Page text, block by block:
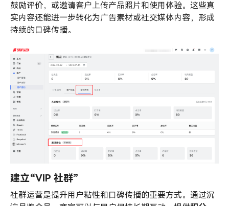
鼓励评价，或邀请客户上传产品照片和使用体验。这些真
实内容还能进一步转化为广告素材或社交媒体内容，形成
持续的口碑传播。
建立“VIP 社群”
社群运营是提升用户粘性和口碑传播的重要方式。通过沉